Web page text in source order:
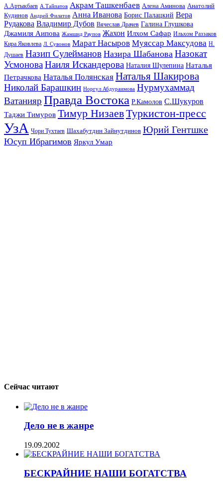
А.Артыкбаев А.Тайпатов Акрам Ташкенбаев Алена Аминова Анатолий
Кудинов Андрей Филатов Анна Иванова Борис Палацкий Вера
Рудакова Владимир Дубов Вячеслав Драчев Галина Глушкова
Джамиля Аипова Жамшид Раупов Жахон Илхом Сафар Ильхом Раззаков
Кира Яковлева Л. Сувонов Марат Насыров Муяссар Максудова Н.
Душаев Назип Сулейманов Назира Шабанова Назокат
УсмоноваНаиля Искандерова Наталия Шулепина Наталья
Петрачкова Наталья Полянская Наталья Шакирова
Николай Барашкин Норгул Абдураимова Нурмухаммад
Ватанияр Правда Востока Р.Камолов С.Шукуров
Таджи Тимуров Тимур НизаевТуркистон-пресс
УзА Чори Тухтаев Шахабутдин Зайнутдинов Юрий Гентшке
Юсуп Ибрагимов Яркул Умар
Сейчас читают
Дело не в жанре
19.09.2002
БЕСКРАЙНИЕ НАШИ БОГАТСТВА